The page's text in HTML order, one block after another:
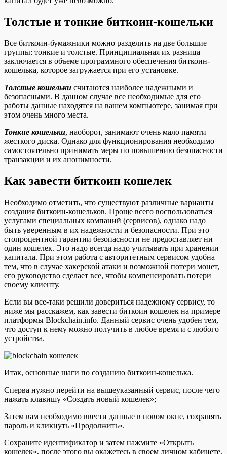
Толстые и тонкие биткоин-кошельки
Все биткоин-бумажники можно разделить на две большие
группы: тонкие и толстые. Принципиальная их разница
заключается в объеме программного обеспечения биткоин-
кошелька, которое загружается при его установке.
Толстые кошельки считаются наиболее надежными и
безопасными. В данном случае все необходимые для его
работы данные находятся на вашем компьютере, занимая при
этом очень много места.
Тонкие кошельки, наоборот, занимают очень мало памяти
жесткого диска. Однако для функционирования необходимо
самостоятельно принимать меры по повышению безопасности
транзакции и их анонимности.
Как завести биткоин кошелек
Необходимо отметить, что существуют различные варианты
создания биткоин-кошельков. Проще всего воспользоваться
услугами специальных компаний (сервисов), однако надо
быть уверенным в их надежности и безопасности. При это
стопроцентной гарантии безопасности не предоставляет ни
один кошелек. Это надо всегда надо учитывать при хранении
капитала. При этом работа с авторитетным сервисом удобна
тем, что в случае хакерской атаки и возможной потери монет,
его руководство сделает все, чтобы компенсировать потери
своему клиенту.
Если вы все-таки решили довериться надежному сервису, то
ниже мы расскажем, как завести биткоин кошелек на примере
платформы Blockchain.info. Данный сервис очень удобен тем,
что доступ к нему можно получить в любое время и с любого
устройства.
Итак, основные шаги по созданию биткоин-кошелька.
Сперва нужно перейти на вышеуказанный сервис, после чего
нажать клавишу «Создать новый кошелек»;
Затем вам необходимо ввести данные в новом окне, сохранять
пароль и кликнуть «Продолжить».
Сохраните идентификатор и затем нажмите «Открыть
кошелек», после этого вы окажетесь в своем личном кабинете,